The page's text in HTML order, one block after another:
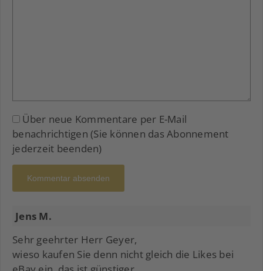
Über neue Kommentare per E-Mail
benachrichtigen (Sie können das Abonnement
jederzeit beenden)
Kommentar absenden
Jens M.
Sehr geehrter Herr Geyer,
wieso kaufen Sie denn nicht gleich die Likes bei